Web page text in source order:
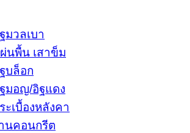
มวลเบา
นพื้น เสาข็ม
บล็อก
มอญ/อิฐแดง
ะเบื้องหลังคา
นคอนกรีต